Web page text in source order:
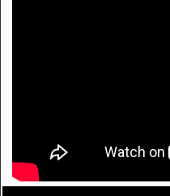
sành ăn